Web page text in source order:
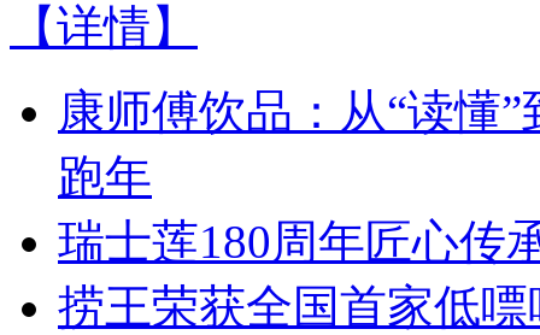
【详情】
康师傅饮品：从“读懂
跑年
瑞士莲180周年匠心传
捞王荣获全国首家低